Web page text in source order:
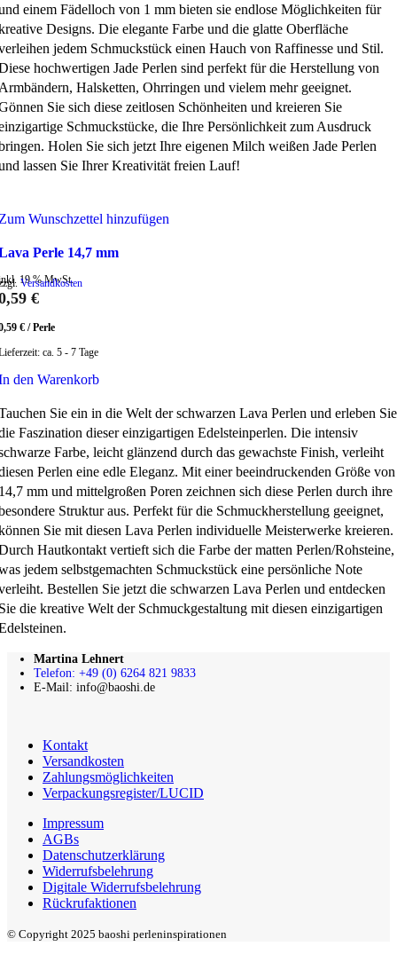
einem Fädelloch von 1 mm bieten sie endlose Möglichkeiten für
Designs. Die elegante Farbe und die glatte Oberfläche
jedem Schmuckstück einen Hauch von Raffinesse und Stil.
hochwertigen Jade Perlen sind perfekt für die Herstellung von
Halsketten, Ohrringen und vielem mehr geeignet.
Sie sich diese zeitlosen Schönheiten und kreieren Sie
Schmuckstücke, die Ihre Persönlichkeit zum Ausdruck
Holen Sie sich jetzt Ihre eigenen Milch weißen Jade Perlen
lassen Sie Ihrer Kreativität freien Lauf!
Wunschzettel hinzufügen
Perle 14,7 mm
19 % MwSt.
Versandkosten
€
€ /Perle
ca. 5 - 7 Tage
den Warenkorb
Sie ein in die Welt der schwarzen Lava Perlen und erleben Sie
Faszination dieser einzigartigen Edelsteinperlen. Die intensiv
Farbe, leicht glänzend durch das gewachste Finish, verleiht
Perlen eine edle Eleganz. Mit einer beeindruckenden Größe von
mm und mittelgroßen Poren zeichnen sich diese Perlen durch ihre
Struktur aus. Perfekt für die Schmuckherstellung geeignet,
Sie mit diesen Lava Perlen individuelle Meisterwerke kreieren.
Hautkontakt vertieft sich die Farbe der matten Perlen/Rohsteine,
jedem selbstgemachten Schmuckstück eine persönliche Note
Bestellen Sie jetzt die schwarzen Lava Perlen und entdecken
die kreative Welt der Schmuckgestaltung mit diesen einzigartigen
Martina Lehnert
Telefon: +49 (0) 6264 821 9833
E-Mail: info@baoshi.de
Kontakt
Versandkosten
Zahlungsmöglichkeiten
Verpackungsregister/LUCID
Impressum
AGBs
Datenschutzerklärung
Widerrufsbelehrung
Digitale Widerrufsbelehrung
Rückrufaktionen
© Copyright 2025 baoshi perleninspirationen